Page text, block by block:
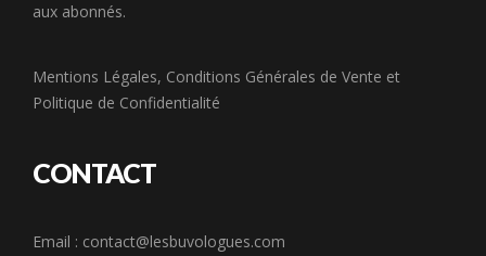
aux abonnés.
Mentions Légales, Conditions Générales de Vente et
Politique de Confidentialité
CONTACT
Email : contact@lesbuvologues.com